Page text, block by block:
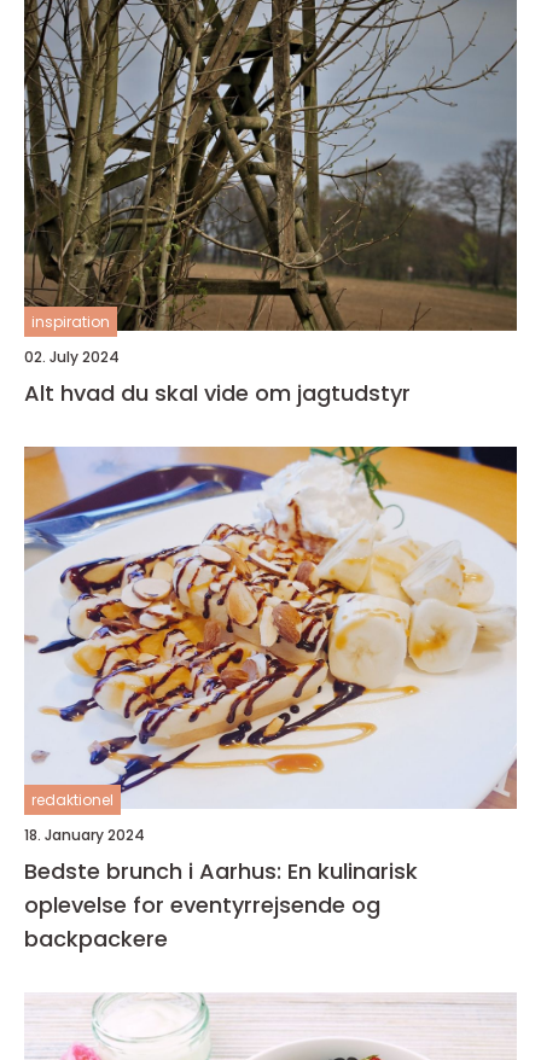
inspiration
02. July 2024
Alt hvad du skal vide om jagtudstyr
redaktionel
18. January 2024
Bedste brunch i Aarhus: En kulinarisk
oplevelse for eventyrrejsende og
backpackere